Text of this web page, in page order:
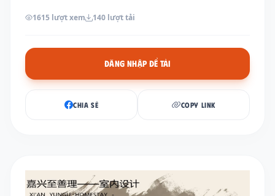
Đăng ký
1615 lượt xem 140 lượt tải
ĐĂNG NHẬP ĐỂ TẢI
CHIA SẺ COPY LINK